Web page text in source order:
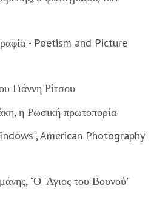
- Poetism and Picture
Γιάννη Ρίτσου
η Ρωσική πρωτοπορία
American Photography
"Ο 'Αγιος του Βουνού"